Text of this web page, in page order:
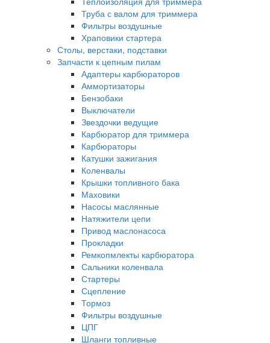
Труба с валом для триммера
Фильтры воздушные
Храповики стартера
Столы, верстаки, подставки
Запчасти к цепным пилам
Адаптеры карбюраторов
Аммортизаторы
Бензобаки
Выключатели
Звездочки ведущие
Карбюратор для триммера
Карбюраторы
Катушки зажигания
Коленвалы
Крышки топливного бака
Маховики
Насосы маслянные
Натяжители цепи
Привод маслонасоса
Прокладки
Ремкопмлекты карбюратора
Сальники коленвала
Стартеры
Сцепление
Тормоз
Фильтры воздушные
ЦПГ
Шланги топливные